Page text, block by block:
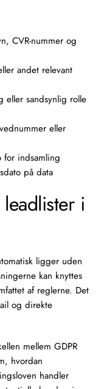
CVR-nummer og
andet relevant
eller sandsynlig rolle
eller
indsamling
på data
i
ligger uden
kan knyttes
af reglerne. Det
og direkte
mellem GDPR
hvordan
handler